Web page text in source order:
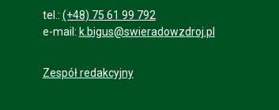
tel.: (+48) 75 61 99 792
e-mail: k.bigus@swieradowzdroj.pl
Zespół redakcyjny